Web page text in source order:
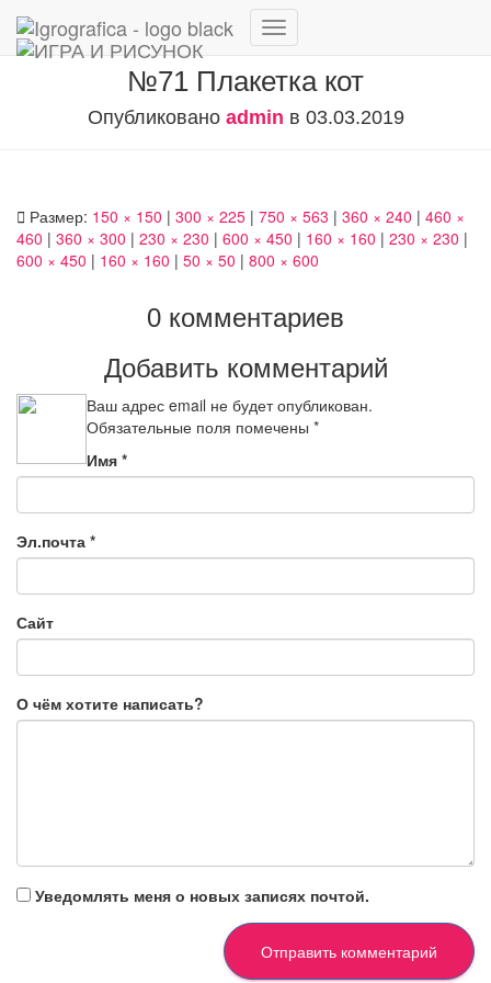
Переключить
№71 Плакетка кот
Опубликовано admin в 03.03.2019
Размер: 150 × 150 | 300 × 225 | 750 × 563 | 360 × 240 | 460 ×
460 | 360 × 300 | 230 × 230 | 600 × 450 | 160 × 160 | 230 × 230 |
600 × 450 | 160 × 160 | 50 × 50 | 800 × 600
0 комментариев
Добавить комментарий
Ваш адрес email не будет опубликован.
Обязательные поля помечены *
Имя *
Эл.почта *
Сайт
О чём хотите написать?
Уведомлять меня о новых записях почтой.